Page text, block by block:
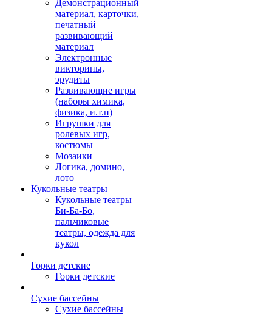
Демонстрационный
материал, карточки,
печатный
развивающий
материал
Электронные
викторины,
эрудиты
Развивающие игры
(наборы химика,
физика, и.т.п)
Игрушки для
ролевых игр,
костюмы
Мозаики
Логика, домино,
лото
Кукольные театры
Кукольные театры
Би-Ба-Бо,
пальчиковые
театры, одежда для
кукол
Горки детские
Горки детские
Сухие бассейны
Сухие бассейны